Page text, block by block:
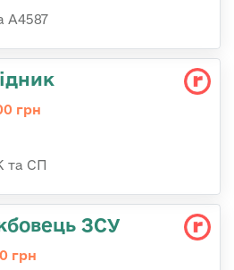
А4587
грн
та СП
ЗСУ
грн